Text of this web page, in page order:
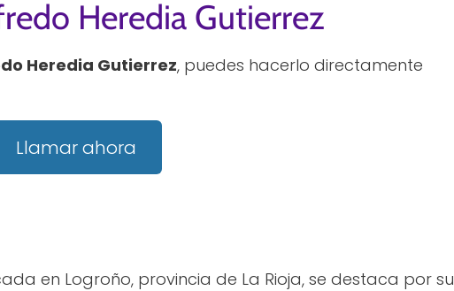
Heredia Gutierrez
Heredia Gutierrez, puedes hacerlo directamente
Llamar ahora
en Logroño, provincia de La Rioja, se destaca por su